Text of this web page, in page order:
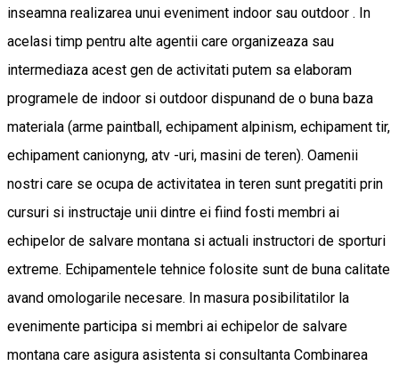
inseamna realizarea unui eveniment indoor sau outdoor . In
acelasi timp pentru alte agentii care organizeaza sau
intermediaza acest gen de activitati putem sa elaboram
programele de indoor si outdoor dispunand de o buna baza
materiala (arme paintball, echipament alpinism, echipament tir,
echipament canionyng, atv -uri, masini de teren). Oamenii
nostri care se ocupa de activitatea in teren sunt pregatiti prin
cursuri si instructaje unii dintre ei fiind fosti membri ai
echipelor de salvare montana si actuali instructori de sporturi
extreme. Echipamentele tehnice folosite sunt de buna calitate
avand omologarile necesare. In masura posibilitatilor la
evenimente participa si membri ai echipelor de salvare
montana care asigura asistenta si consultanta Combinarea